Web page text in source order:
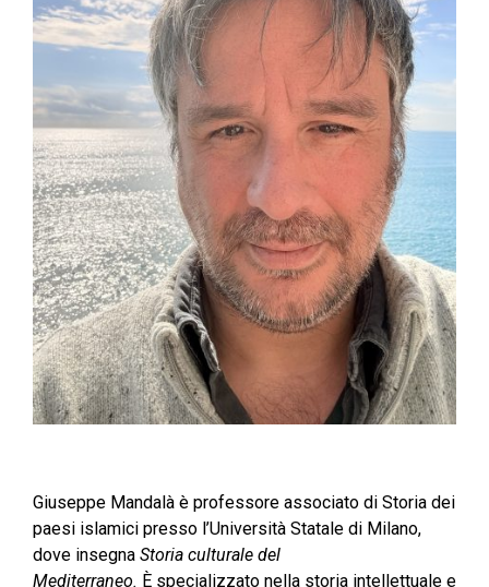
Giuseppe Mandalà è professore associato di Storia dei
paesi islamici presso l’Università Statale di Milano,
dove insegna Storia culturale del
Mediterraneo. È specializzato nella storia intellettuale e